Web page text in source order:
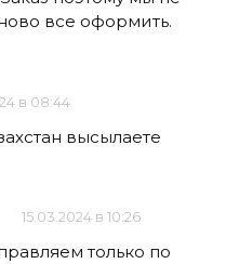
все оформить.
в 08:44
высылаете
15.03.2024 в 10:26
только по